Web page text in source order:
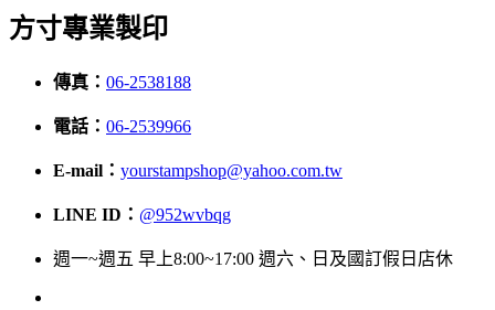
方寸專業製印
傳真： 06-2538188
電話： 06-2539966
E-mail： yourstampshop@yahoo.com.tw
LINE ID： @952wvbqg
週一~週五 早上8:00~17:00 週六、日及國訂假日店休